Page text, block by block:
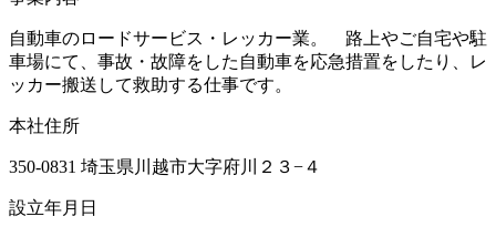
自動車のロードサービス・レッカー業。 路上やご自宅や駐
車場にて、事故・故障をした自動車を応急措置をしたり、レ
ッカー搬送して救助する仕事です。
本社住所
350-0831 埼玉県川越市大字府川２３−４
設立年月日